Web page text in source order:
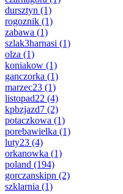
dursztyn (1)
rogoznik (1)
zabawa (1)
szlak3harnasi (1)
olza (1)
koniakow (1)
ganczorka (1)
marzec23 (1)
listopad22 (4)
kpbzjazd7 (2)
potaczkowa (1)
porebawielka (1)
luty23 (4)
orkanowka (1)
poland (194)
gorczanskipn (2)
szklarnia (1)